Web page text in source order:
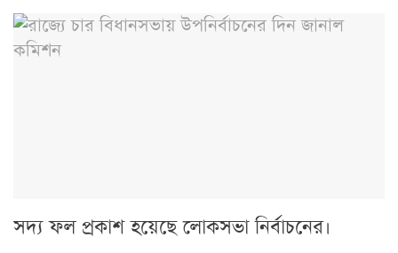
সদ্য ফল প্রকাশ হয়েছে লোকসভা নির্বাচনের।